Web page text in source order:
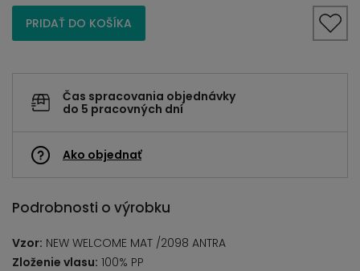
PRIDAŤ DO KOŠÍKA
Čas spracovania objednávky
do 5 pracovných dní
Ako objednať
Podrobnosti o výrobku
Vzor: NEW WELCOME MAT /2098 ANTRA
Zloženie vlasu: 100% PP